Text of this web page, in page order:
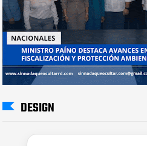
DESIGN